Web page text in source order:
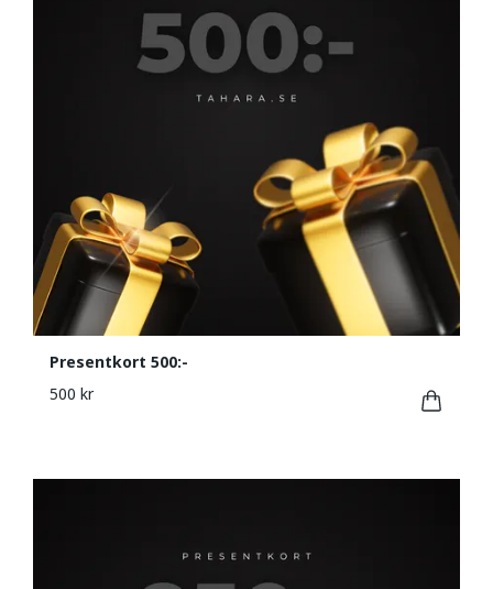
Presentkort 500:-
500 kr